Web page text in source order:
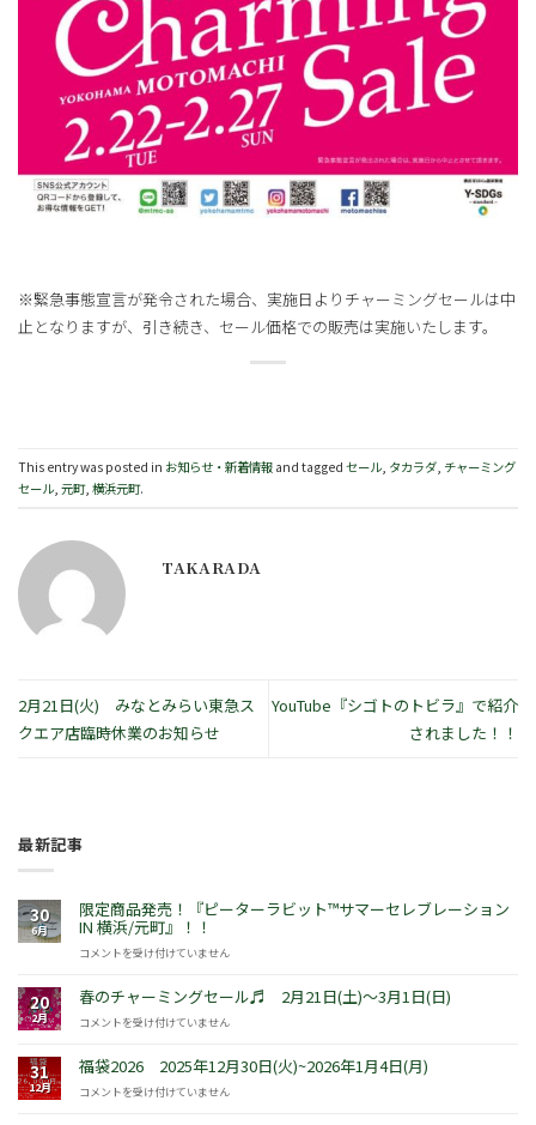
※緊急事態宣言が発令された場合、実施日よりチャーミングセールは中
止となりますが、引き続き、セール価格での販売は実施いたします。
This entry was posted in お知らせ・新着情報 and tagged セール, タカラダ チャーミング
セール, 元町, 横浜元町.
TAKARADA
2月21日(火) みなとみらい東急ス
クエア店臨時休業のお知らせ
YouTube『シゴトのトビラ』で紹介
されました！！
最新記事
30
6月
限定商品発売！『ピーターラビット™サマーセレブレーション
IN 横浜/元町』！！
限
商
品
発
『ピ
コメントを受け付けていません
20
2月
春のチャーミングセール♬ 2月21日(土)～3月1日(日)
春
チ
ャ
ー
コメントを受け付けていません
31
12月
福袋2026 2025年12月30日(火)~2026年1月4日(月)
福
コメントを受け付けていません